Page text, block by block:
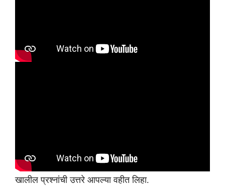
खालील प्रश्नांची उत्तरे आपल्या वहीत लिहा.